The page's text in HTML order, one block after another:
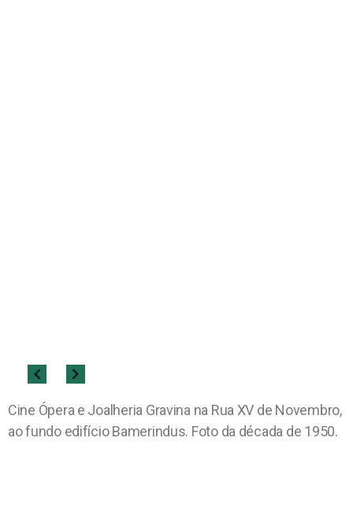
Cine Ópera e Joalheria Gravina na Rua XV de Novembro,
ao fundo edifício Bamerindus. Foto da década de 1950.